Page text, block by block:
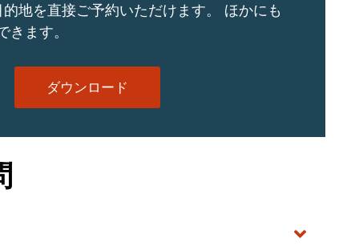
地を直接ご予約いただけます。 ほかにも
きます。
ダウンロード